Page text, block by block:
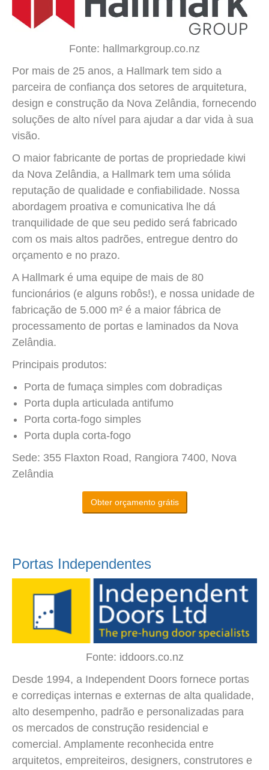
Fonte: hallmarkgroup.co.nz
Por mais de 25 anos, a Hallmark tem sido a
parceira de confiança dos setores de arquitetura,
design e construção da Nova Zelândia, fornecendo
soluções de alto nível para ajudar a dar vida à sua
visão.
O maior fabricante de portas de propriedade kiwi
da Nova Zelândia, a Hallmark tem uma sólida
reputação de qualidade e confiabilidade. Nossa
abordagem proativa e comunicativa lhe dá
tranquilidade de que seu pedido será fabricado
com os mais altos padrões, entregue dentro do
orçamento e no prazo.
A Hallmark é uma equipe de mais de 80
funcionários (e alguns robôs!), e nossa unidade de
fabricação de 5.000 m² é a maior fábrica de
processamento de portas e laminados da Nova
Zelândia.
Principais produtos:
Porta de fumaça simples com dobradiças
Porta dupla articulada antifumo
Porta corta-fogo simples
Porta dupla corta-fogo
Sede: 355 Flaxton Road, Rangiora 7400, Nova
Zelândia
Obter orçamento grátis
Portas Independentes
Fonte: iddoors.co.nz
Desde 1994, a Independent Doors fornece portas
e corrediças internas e externas de alta qualidade,
alto desempenho, padrão e personalizadas para
os mercados de construção residencial e
comercial. Amplamente reconhecida entre
arquitetos, empreiteiros, designers, construtores e